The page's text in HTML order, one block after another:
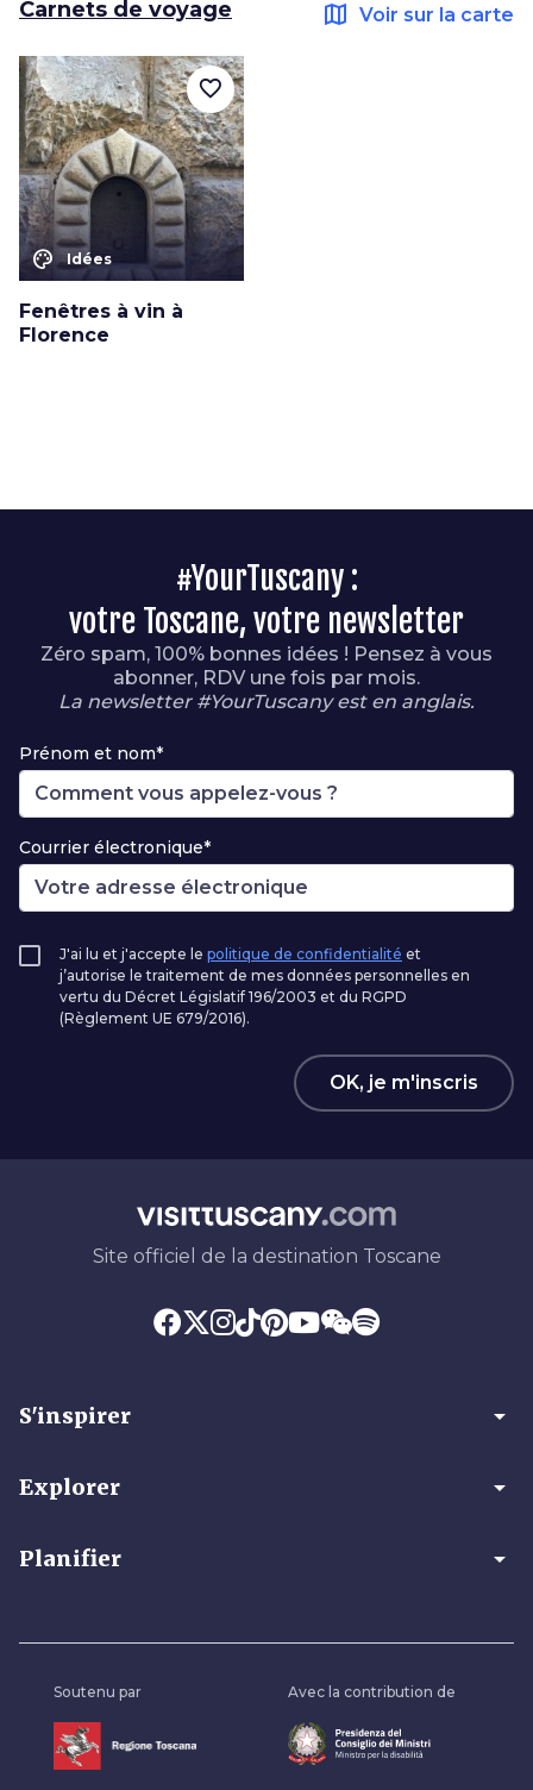
Carnets de voyage map Voir sur la carte
color_lens Idées
Fenêtres à vin à
Florence
favorite_border
#YourTuscany :
votre Toscane, votre newsletter
Zéro spam, 100% bonnes idées ! Pensez à vous
abonner, RDV une fois par mois.
La newsletter #YourTuscany est en anglais.
Prénom et nom*
Courrier électronique*
J'ai lu et j'accepte le politique de confidentialité et
j’autorise le traitement de mes données personnelles en
vertu du Décret Législatif 196/2003 et du RGPD
(Règlement UE 679/2016).
OK, je m'inscris
Site officiel de la destination Toscane
S'inspirer arrow_drop_down
Explorer arrow_drop_down
Planifier arrow_drop_down
Soutenu par Avec la contribution de